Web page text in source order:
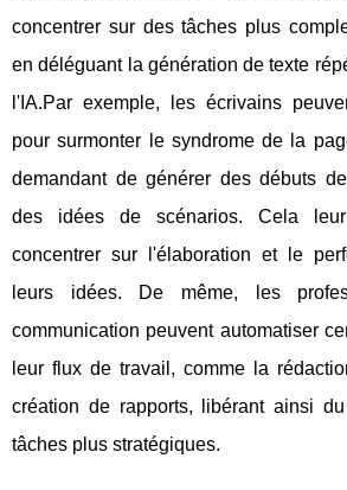
concentrer sur des tâches plus
en déléguant la génération de texte
l'IA.Par exemple, les écrivains
pour surmonter le syndrome de la
demandant de générer des débuts
des idées de scénarios. Cela
concentrer sur l'élaboration et le
leurs idées. De même, les
communication peuvent automatiser
leur flux de travail, comme la
création de rapports, libérant ainsi
tâches plus stratégiques.